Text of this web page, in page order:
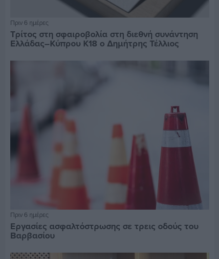
Πριν 6 ημέρες
Τρίτος στη σφαιροβολία στη διεθνή συνάντηση
Ελλάδας–Κύπρου Κ18 ο Δημήτρης Τέλλιος
Πριν 6 ημέρες
Εργασίες ασφαλτόστρωσης σε τρεις οδούς του
Βαρβασίου